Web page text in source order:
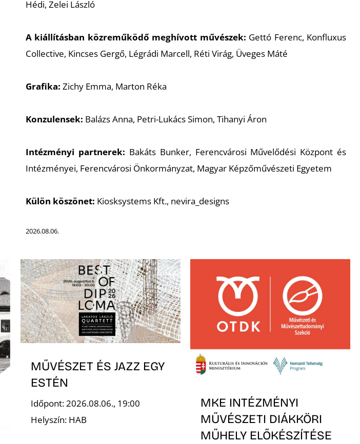
Hédi, Zelei László
A kiállításban közreműködő meghívott művészek: Gettó Ferenc, Konfluxus
Collective, Kincses Gergő, Légrádi Marcell, Réti Virág, Üveges Máté
Grafika: Zichy Emma, Marton Réka
Konzulensek: Balázs Anna, Petri-Lukács Simon, Tihanyi Áron
Intézményi partnerek: Bakáts Bunker, Ferencvárosi Művelődési Központ és
Intézményei, Ferencvárosi Önkormányzat, Magyar Képzőművészeti Egyetem
Külön köszönet: Kiosksystems Kft., nevira_designs
2026.08.06.
MŰVÉSZET ÉS JAZZ EGY
ESTÉN
Időpont: 2026.08.06., 19:00
Helyszín: HAB
MKE INTÉZMÉNYI
MŰVÉSZETI DIÁKKÖRI
MŰHELY ELŐKÉSZÍTÉSE